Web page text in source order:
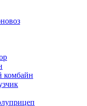
комбайн